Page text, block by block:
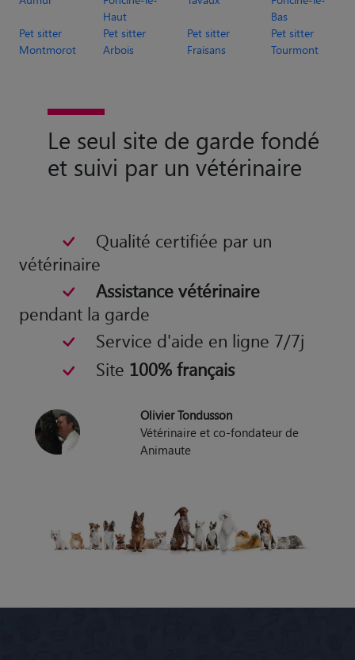
Haut
Bas
Pet sitter
Montmorot
Pet sitter
Arbois
Pet sitter
Fraisans
Pet sitter
Tourmont
Le seul site de garde fondé
et suivi par un vétérinaire
Qualité certifiée par un
vétérinaire
Assistance vétérinaire
pendant la garde
Service d'aide en ligne 7/7j
Site 100% français
Olivier Tondusson
Vétérinaire et co-fondateur de
Animaute